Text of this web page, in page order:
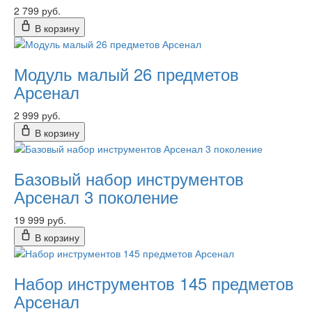
2 799 руб.
В корзину
Модуль малый 26 предметов
Арсенал
2 999 руб.
В корзину
Базовый набор инструментов
Арсенал 3 поколение
19 999 руб.
В корзину
Набор инструментов 145 предметов
Арсенал